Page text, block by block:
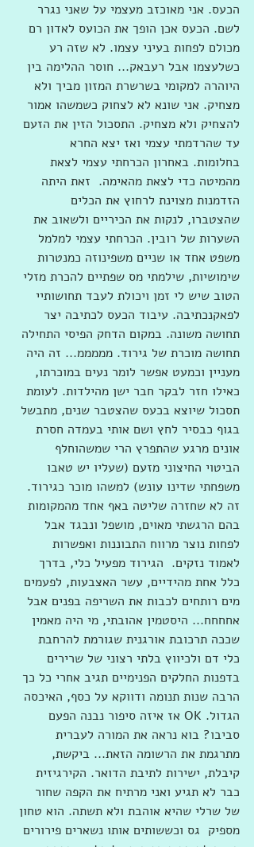
הכעס. אני מאוכזב מעצמי על שאני נגרר
לשם. הכעס אכן הופך את הכועס לאדון רם
מכולם לפחות בעיני עצמו. לא שזה רע
כשלעצמו אבל רעבאק... חוסר ההלימה בין
היוהרה למקומי בשרשרת המזון מביך ולא
מצחיק. אני שונא לא לצחוק כשמשהו אמור
להצחיק ולא מצחיק. התסכול הזין את הזעם
עד שהרדמתי עצמי ואז יצא החרא
בחלומות. באחרון הכרחתי עצמי לצאת
מהמיטה כדי לצאת מהאימה.  זאת היתה
הזדמנות מצוינת לרחוץ את הכלים
שהצטברו, לנקות את הכיריים ולשאוב את
השערות של רובין. הכרחתי עצמי למלמל
משפט אחד או שניים משפינוזה כמנטרות
שימושיות, שילמתי מס שפתיים להכרת מזלי
הטוב שיש לי זמן ויכולת לעבד תחושותיי
לפאקנכתיבה. עיבוד הכעס לכתיבה יצר
תחושה משונה. במקום הדחק הפיסי התחילה
תחושה מוכרת של גירוד. מממממ... זה היה
מעניין וכמעט אפשר לומר נעים במוכרתו,
כאילו חזר לבקר חבר ישן מהילדות. לעומת
תסכול שיוצא בכעס שהצטבר שנים, מתבשל
בגוף כבסיר לחץ ושם אותי בעמדה חסרת
אונים מרגע שהתפרץ הרי שמשהוחלף
הביטוי החיצוני מזעם (שעליו יש טאבו
משפחתי שדינו עונש) למשהו מוכר כגירוד.
זה לא שחזרה שליטה באף אחד מהמקומות
בהם הרגשתי מאוים, מושפל ונבגד אבל
לפחות נוצר מרווח התבוננות ואפשרות
לאמוד נזקים.  הגירוד מפעיל כלי, בדרך
כלל אחת מהידיים, עשר האצבעות, לפעמים
מים רותחים לכבות את השריפה בפנים אבל
אחחחח... היסטמין אהובתי, מי היה מאמין
שככה תרכובת אורגנית שגורמת להרחבת
כלי דם ולכיווץ בלתי רצוני של שרירים
בדפנות החלקים הפנימיים תגיב אחרי כל כך
הרבה שנות תנומה ודווקא על כסף, האיכסה
הגדול. OK אז איזה סיפור נבנה הפעם
סביבו? בוא נראה את המורה לעברית
מתרגמת את הרשומה הזאת... ביקשת,
קיבלת, ישירות לתיבת הדואר. הקירגיזית
כבר לא תגיע ואני מרתיח את הקפה שחור
של שרלי שהיא אוהבת ולא תשתה. הוא טחון
מספיק  גס וכששותים אותו נשארים פירורים